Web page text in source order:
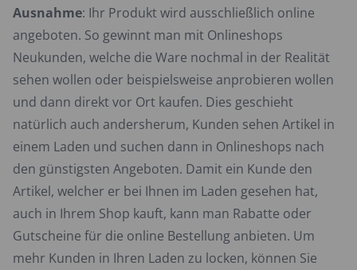
Ausnahme: Ihr Produkt wird ausschließlich online
angeboten. So gewinnt man mit Onlineshops
Neukunden, welche die Ware nochmal in der Realität
sehen wollen oder beispielsweise anprobieren wollen
und dann direkt vor Ort kaufen. Dies geschieht
natürlich auch andersherum, Kunden sehen Artikel in
einem Laden und suchen dann in Onlineshops nach
den günstigsten Angeboten. Damit ein Kunde den
Artikel, welcher er bei Ihnen im Laden gesehen hat,
auch in Ihrem Shop kauft, kann man Rabatte oder
Gutscheine für die online Bestellung anbieten. Um
mehr Kunden in Ihren Laden zu locken, können Sie